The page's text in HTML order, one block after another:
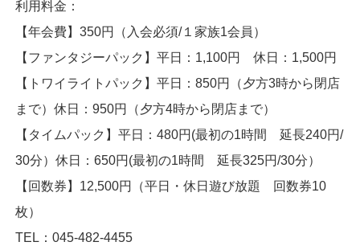
利用料金：
【年会費】350円（入会必須/１家族1会員）
【ファンタジーパック】平日：1,100円 休日：1,500円
【トワイライトパック】平日：850円（夕方3時から閉店
まで）休日：950円（夕方4時から閉店まで）
【タイムパック】平日：480円(最初の1時間 延長240円/
30分）休日：650円(最初の1時間 延長325円/30分）
【回数券】12,500円（平日・休日遊び放題 回数券10
枚）
TEL：045-482-4455